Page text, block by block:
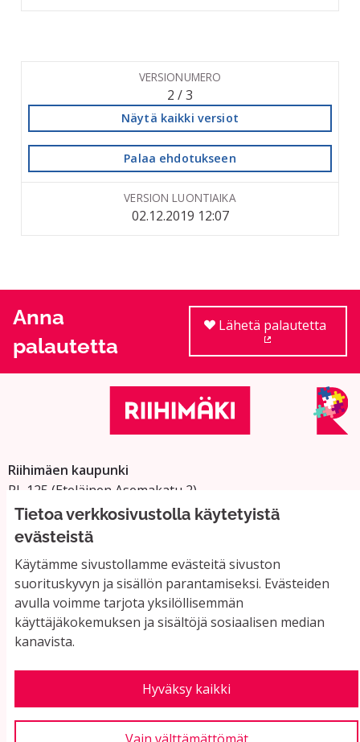
Tietoa verkkosivustolla käytetyistä
evästeistä
Käytämme sivustollamme evästeitä sivuston
suorituskyvyn ja sisällön parantamiseksi. Evästeiden
avulla voimme tarjota yksilöllisemmän
käyttäjäkokemuksen ja sisältöjä sosiaalisen median
kanavista.
Hyväksy kaikki
VERSIONUMERO
2 / 3
Näytä kaikki versiot
Palaa ehdotukseen
VERSION LUONTIAIKA
02.12.2019 12:07
Anna
palautetta
Lähetä palautetta
Riihimäen kaupunki
PL 125 (Eteläinen Asemakatu 2)
11101 Riihimäki
Vaihde: 019 758 4000
Sähköpostiosoitteet:
etunimi.sukunimi@riihimaki.fi
Yhteystiedot ja usein kysyttyä
Käyttöehdot
Evästeasetukset